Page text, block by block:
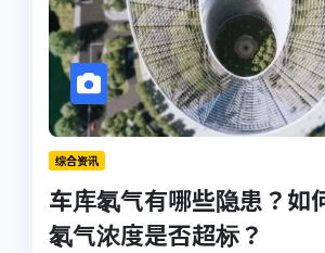
综合资讯
车库氡气有哪些隐患？如
氡气浓度是否超标？